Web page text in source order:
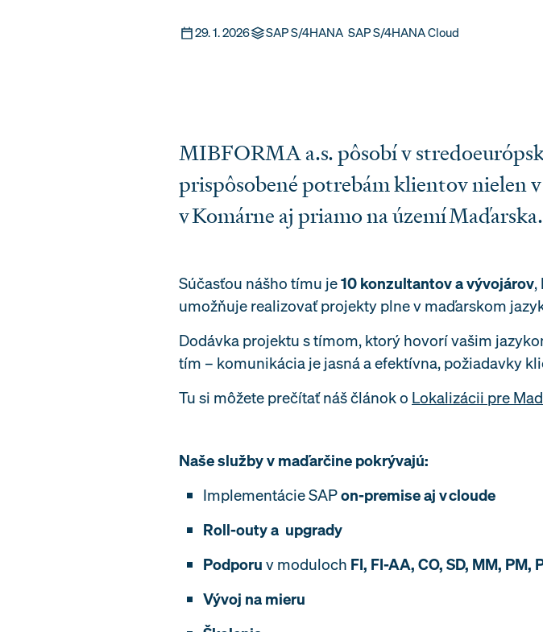
29. 1. 2026 SAP S/4HANA ∙SAP S/4HANA Cloud
MIBFORMA a.s. pôsobí v
prispôsobené potrebám klientov nielen
v Komárne aj priamo na území Maďarska.
Súčasťou nášho tímu je10 konzultantov a vývojárov,
umožňuje realizovať projekty plne v maďarskom
Dodávka projektu s tímom, ktorý hovorí vašim
tím – komunikácia je jasná a efektívna, požiadavky
Tu si môžete prečítať náš článok o Lokalizácii pre
Naše služby v maďarčine pokrývajú:
Implementácie SAPon-premise aj v cloude
Roll-outy a upgrady
Podporu v moduloch FI, FI-AA, CO, SD, MM, PM,
Vývoj na mieru